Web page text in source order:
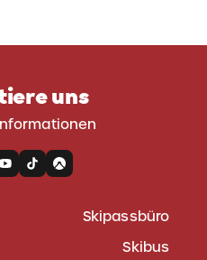
uns
Skipassbüro
Skibus